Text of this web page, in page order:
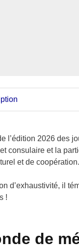
l’édition 2026 des
consulaire et la
et de coopération.
d’exhaustivité, il
!
de